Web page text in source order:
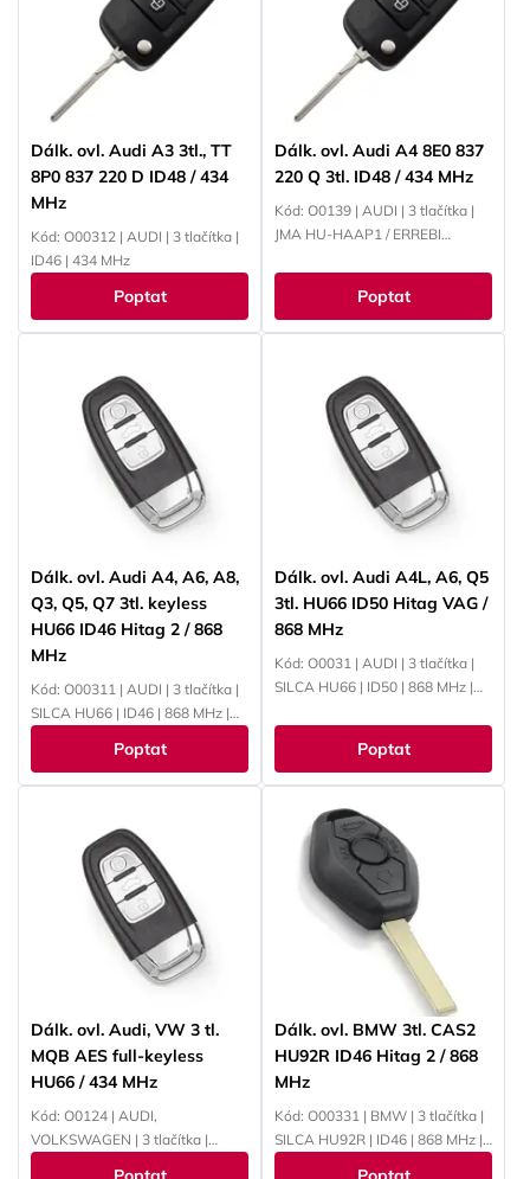
Dálk. ovl. Audi A3 3tl., TT
8P0 837 220 D ID48 / 434
MHz
Kód: O00312 | AUDI | 3 tlačítka |
ID46 | 434 MHz
Poptat
Dálk. ovl. Audi A4 8E0 837
220 Q 3tl. ID48 / 434 MHz
Kód: O0139 | AUDI | 3 tlačítka |
JMA HU-HAAP1 / ERREBI
Poptat
Dálk. ovl. Audi A4, A6, A8,
Q3, Q5, Q7 3tl. keyless
HU66 ID46 Hitag 2 / 868
MHz
Kód: O00311 | AUDI | 3 tlačítka |
SILCA HU66 | ID46 | 868 MHz |
Poptat
Dálk. ovl. Audi A4L, A6, Q5
3tl. HU66 ID50 Hitag VAG /
868 MHz
Kód: O0031 | AUDI | 3 tlačítka |
SILCA HU66 | ID50 | 868 MHz |
Poptat
Dálk. ovl. Audi, VW 3 tl.
MQB AES full-keyless
HU66 / 434 MHz
Kód: O0124 | AUDI,
VOLKSWAGEN | 3 tlačítka |
Dálk. ovl. BMW 3tl. CAS2
HU92R ID46 Hitag 2 / 868
MHz
Kód: O00331 | BMW | 3 tlačítka |
SILCA HU92R | ID46 | 868 MHz |